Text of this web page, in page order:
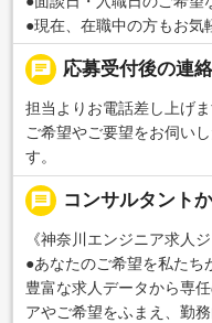
●現在、在職中の方もお気
chat 応募受付後の連
担当よりお電話差し上げま
ご希望やご要望をお伺い
す。
message コンサルタント
《神奈川エンジニア求人
●あなたのご希望を私たち
豊富な求人データから専
アやご希望をふまえ、勤